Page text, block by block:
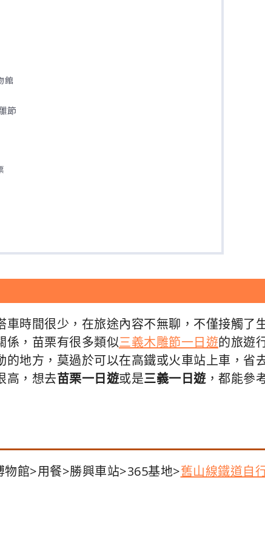
館
節
車時間很少，在旅途內容不無聊，不僅接觸了
係，苗栗有很多類似三義木雕節一日遊的旅遊
的地方，莫過於可以在高鐵或火車站上車，省
高，想去苗栗一日遊或是三義一日遊，都能參
館>用餐>勝興車站>365基地>舊山線鐵道自